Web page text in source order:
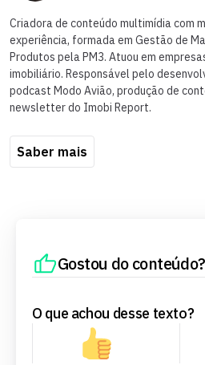
Criadora de conteúdo multimídia com
experiência, formada em Gestão de
Produtos pela PM3. Atuou em
imobiliário. Responsável pelo
podcast Modo Avião, produção de
newsletter do Imobi Report.
Saber mais
Gostou do conteúdo?
O que achou desse texto?